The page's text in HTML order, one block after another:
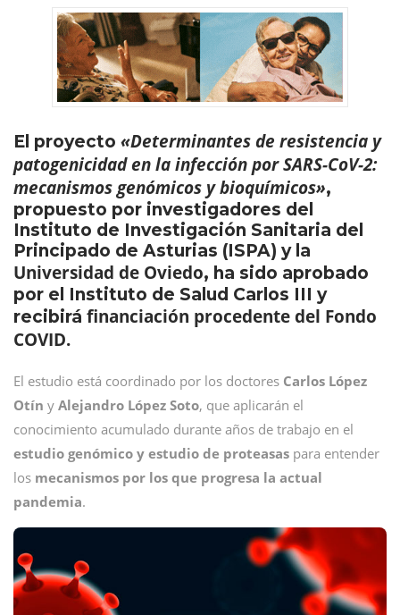
El proyecto «Determinantes de resistencia y
patogenicidad en la infección por SARS-CoV-2:
mecanismos genómicos y bioquímicos»,
propuesto por investigadores del
Instituto de Investigación Sanitaria del
Principado de Asturias (ISPA) y la
Universidad de Oviedo, ha sido aprobado
por el Instituto de Salud Carlos III y
recibirá financiación procedente del Fondo
COVID.
El estudio está coordinado por los doctores Carlos López
Otín y Alejandro López Soto, que aplicarán el
conocimiento acumulado durante años de trabajo en el
estudio genómico y estudio de proteasas para entender
los mecanismos por los que progresa la actual
pandemia.